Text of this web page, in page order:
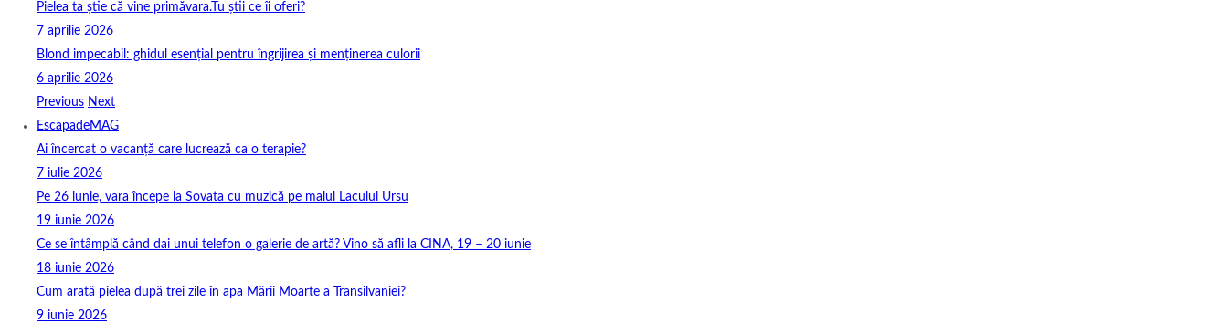
Pielea ta știe că vine primăvara.Tu știi ce îi oferi?
7 aprilie 2026
Blond impecabil: ghidul esențial pentru îngrijirea și menținerea culorii
6 aprilie 2026
Previous Next
EscapadeMAG
Ai încercat o vacanță care lucrează ca o terapie?
7 iulie 2026
Pe 26 iunie, vara începe la Sovata cu muzică pe malul Lacului Ursu
19 iunie 2026
Ce se întâmplă când dai unui telefon o galerie de artă? Vino să afli la CINA, 19 – 20 iunie
18 iunie 2026
Cum arată pielea după trei zile în apa Mării Moarte a Transilvaniei?
9 iunie 2026